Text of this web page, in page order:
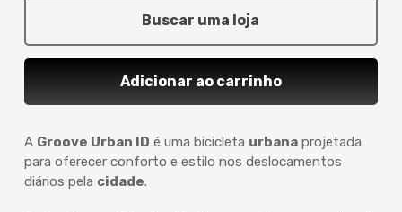
A Groove Urban ID é uma bicicleta urbanaprojetada
para oferecer conforto e estilo nos deslocamentos
diários pela cidade.
Buscar uma loja
Adicionar ao carrinho